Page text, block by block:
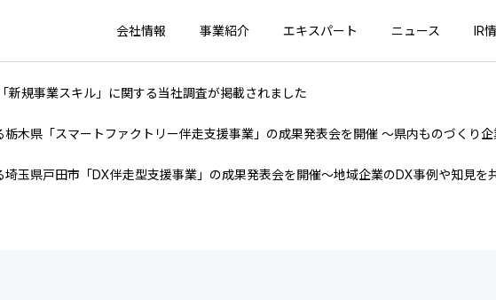
会社情報 事業紹介 エキスパート ニュース IR
新規事業スキル」に関する当社調査が掲載されました
栃木県「スマートファクトリー伴走支援事業」の成果発表会を開催 〜県内ものづくり
埼玉県戸田市「DX伴走型支援事業」の成果発表会を開催〜地域企業のDX事例や知見を